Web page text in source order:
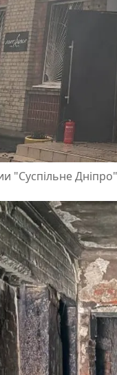
"Суспільне Дніпро"